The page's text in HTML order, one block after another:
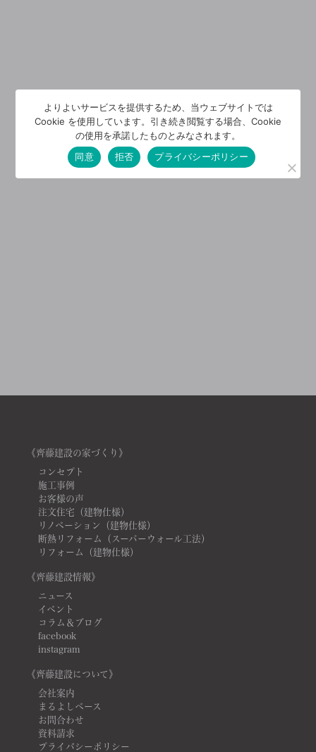
《齊藤建設の家づくり》
コンセプト
施工事例
お客様の声
注文住宅（建物仕様）
リノベーション（建物仕様）
断熱リフォーム（スーパーウォール工法）
リフォーム（建物仕様）
《齊藤建設情報》
ニュース
イベント
コラム＆ブログ
facebook
instagram
《齊藤建設について》
会社案内
まるよしベース
お問合わせ
資料請求
プライバシーポリシー
よりよいサービスを提供するため、当ウェブサイトでは
Cookie を使用しています。引き続き閲覧する場合、Cookie
の使用を承諾したものとみなされます。
同意
拒否 プライバシーポリシー